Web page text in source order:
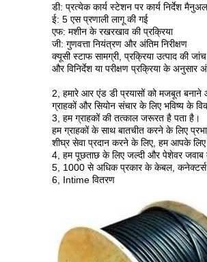
डी: प्रत्येक कार्य स्टेशन पर कार्य निर्देश मैनुअल
ई: 5 एस प्रणाली लागू की गई
एफ: मशीन के रखरखाव की प्रक्रिया
जी: गुणवत्ता नियंत्रण और अंतिम निरीक्षण
क्यूसी स्टाफ सामग्री, प्रक्रिया उत्पाद की
और विनिर्देश या परीक्षण प्रक्रिया के अनुसार
2, हमारे आर एंड डी प्रयासों को मजबूत बनाने
ग्राहकों और सियोन संचार के लिए भविष्य के
3, हम ग्राहकों की तत्काल जरूरत है पता है।
हम ग्राहकों के साथ बातचीत करने के लिए
शीघ्र सेवा प्रदान करने के लिए, हम आपके
4, हम पूछताछ के लिए जल्दी और पेशेवर
5, 1000 से अधिक प्रकार के केबल,
6, Intime वितरण